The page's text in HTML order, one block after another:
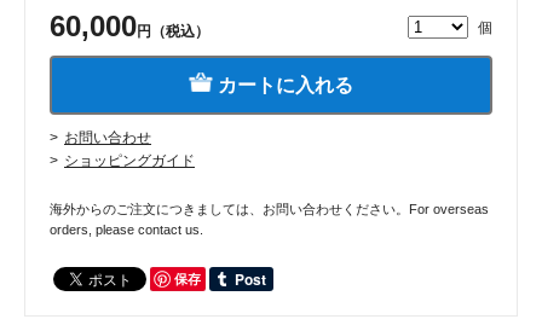
60,000円（税込） 個
カートに入れる
お問い合わせ
ショッピングガイド
海外からのご注文につきましては、お問い合わせください。For overseas
orders, please contact us.
保存